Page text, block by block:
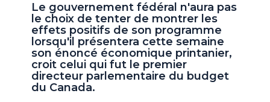
Le gouvernement fédéral n'aura pas
le choix de tenter de montrer les
effets positifs de son programme
lorsqu'il présentera cette semaine
son énoncé économique printanier,
croit celui qui fut le premier
directeur parlementaire du budget
du Canada.